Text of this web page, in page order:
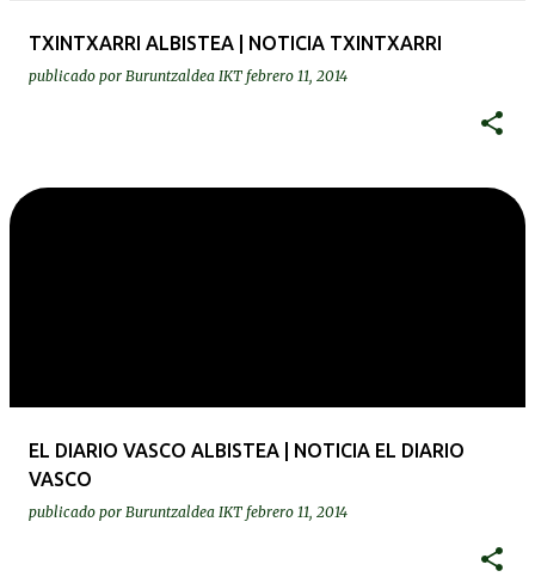
TXINTXARRI ALBISTEA | NOTICIA TXINTXARRI
publicado por Buruntzaldea IKT febrero 11, 2014
EL DIARIO VASCO ALBISTEA | NOTICIA EL DIARIO
VASCO
publicado por Buruntzaldea IKT febrero 11, 2014